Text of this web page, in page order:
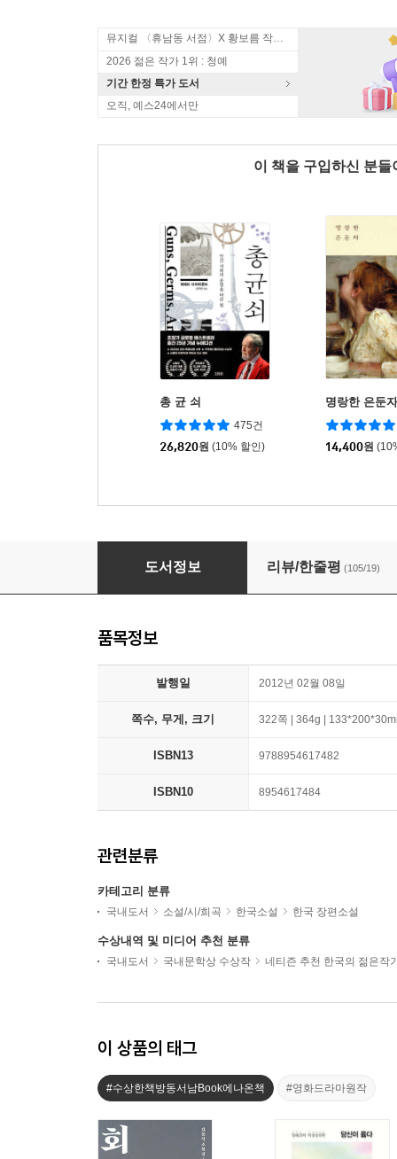
뮤지컬 〈휴남동 서점〉X 황보름 작가 북토크
2026 젊은 작가 1위 : 청예
기간 한정 특가 도서
오직, 예스24에서만
이 책을 구입하신 분
총 균 쇠
475건
26,820원 (10% 할인)
명랑한 은둔자
14,400원
원더보이
도서정보 리뷰/한줄평 (105/19)
품목정보
발행일 2012년 02월 08일
쪽수, 무게, 크기 322쪽 | 364g |
ISBN13 9788954617482
ISBN10 8954617484
관련분류
카테고리 분류
국내도서 소설/시/희곡 한국소설 한국 장편소설
수상내역 및 미디어 추천 분류
국내도서 국내문학상 수상작 네티즌 추천 한국의 젊은작
이 상품의 태그
#수상한책방동서남Book에나온책 #영화드라마원작